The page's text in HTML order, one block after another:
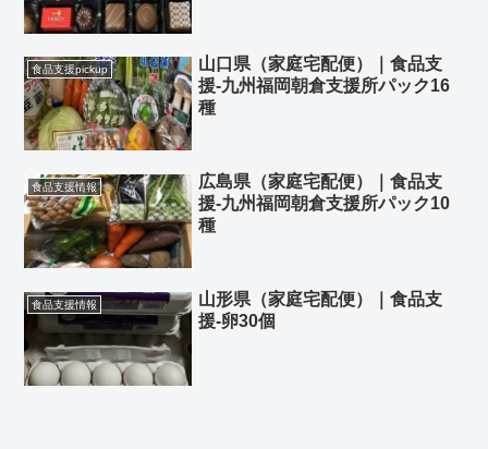
食品支援pickup
山口県（家庭宅配便）｜食品支
援-九州福岡朝倉支援所パック16
種
食品支援情報
広島県（家庭宅配便）｜食品支
援-九州福岡朝倉支援所パック10
種
食品支援情報
山形県（家庭宅配便）｜食品支
援-卵30個